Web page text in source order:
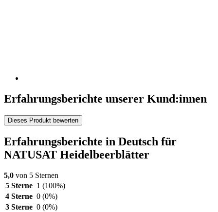
Erfahrungsberichte unserer Kund:innen
Dieses Produkt bewerten
Erfahrungsberichte in Deutsch für
NATUSAT Heidelbeerblätter
5,0 von 5 Sternen
5 Sterne 1 (100%)
4 Sterne 0 (0%)
3 Sterne 0 (0%)